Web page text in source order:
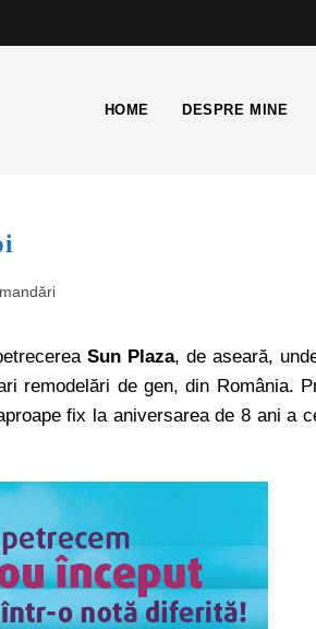
HOME DESPRE MINE
Sun Plaza, de aseară,
remodelări de gen, din România.
fix la aniversarea de 8 ani a